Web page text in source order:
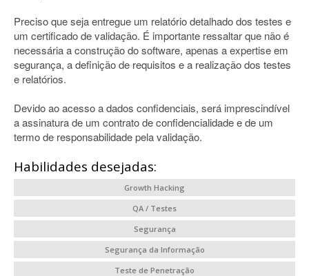
Preciso que seja entregue um relatório detalhado dos testes e
um certificado de validação. É importante ressaltar que não é
necessária a construção do software, apenas a expertise em
segurança, a definição de requisitos e a realização dos testes
e relatórios.
Devido ao acesso a dados confidenciais, será imprescindível
a assinatura de um contrato de confidencialidade e de um
termo de responsabilidade pela validação.
Habilidades desejadas:
Growth Hacking
QA / Testes
Segurança
Segurança da Informação
Teste de Penetração